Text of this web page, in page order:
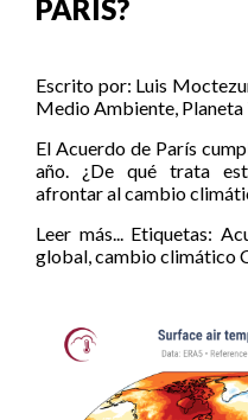
PARÍS?
Escrito por: Luis
Medio Ambiente,
El Acuerdo de París
año. ¿De qué trata
afrontar al cambio
Leer más... Etiquetas:
global,cambio climático